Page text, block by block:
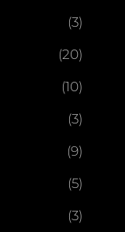
(3)
(20)
(10)
(3)
(9)
(5)
(3)